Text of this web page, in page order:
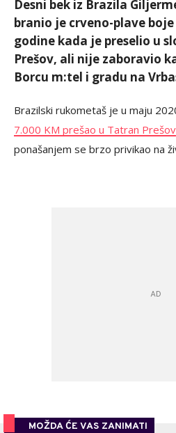
Desni bek iz Brazila
branio je crveno-plave
godine kada je preselio u
Prešov, ali nije zaboravio
Borcu m:tel i gradu na
Brazilski rukometaš je u maju
7.000 KM prešao u Tatran Prešov
ponašanjem se brzo privikao na
MOŽDA ĆE VAS ZANIMATI